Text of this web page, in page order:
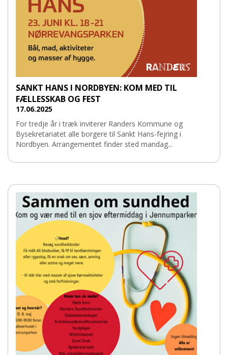
SANKT HANS I NORDBYEN: KOM MED TIL
FÆLLESSKAB OG FEST
17.06.2025
For tredje år i træk inviterer Randers Kommune og
Bysekretariatet alle borgere til Sankt Hans-fejring i
Nordbyen. Arrangementet finder sted mandag...